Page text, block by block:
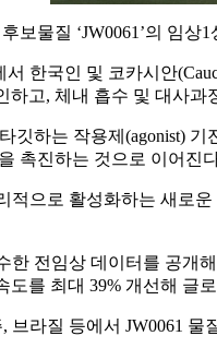
보물질 ‘JW0061’의
한국인 및 코카시안
하고, 체내 흡수 및 대사
깃하는 작용제(agonist)
촉진하는 것으로 이어진
적으로 활성화하는 새로
한 전임상 데이터를 공개
를 최대 39% 개선해 글
라질 등에서 JW0061